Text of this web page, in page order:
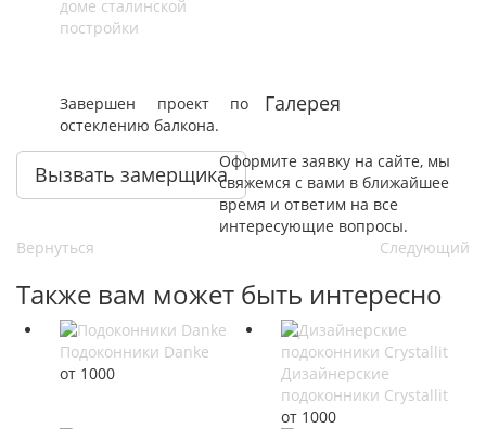
доме сталинской
постройки
Завершен проект по
остеклению балкона.
Галерея
Вызвать замерщика
Оформите заявку на сайте, мы
свяжемся с вами в ближайшее
время и ответим на все
интересующие вопросы.
Вернуться
Следующий
Также вам может быть интересно
Подоконники Danke
от 1000
Дизайнерские
подоконники Crystallit
от 1000